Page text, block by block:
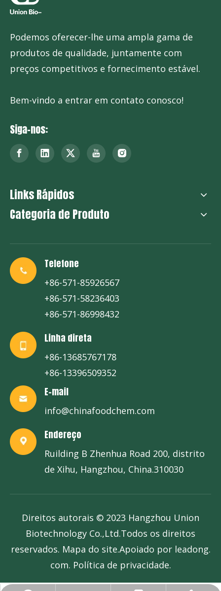
Podemos oferecer-lhe uma ampla gama de
produtos de qualidade, juntamente com
preços competitivos e fornecimento estável.
Bem-vindo a entrar em contato conosco!
Siga-nos:
Links Rápidos
Categoria de Produto
Telefone
+86-571-85926567
+86-571-58236403
+86-571-86998432
Linha direta
+86-13685767178
+86-13396509352
E-mail
info@chinafoodchem.com
Endereço
Ruilding B Zhenhua Road 200, distrito
de Xihu, Hangzhou, China.310030
Direitos autorais © 2023 Hangzhou Union
Biotechnology Co.,Ltd.Todos os direitos
reservados. Mapa do site.Apoiado por leadong.
com. Política de privacidade.